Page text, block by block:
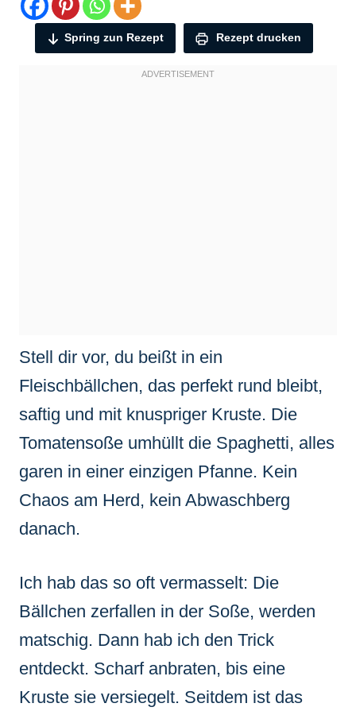
Spring zun Rezept Rezept drucken
Stell dir vor, du beißt in ein
Fleischbällchen, das perfekt rund bleibt,
saftig und mit knuspriger Kruste. Die
Tomatensoße umhüllt die Spaghetti, alles
garen in einer einzigen Pfanne. Kein
Chaos am Herd, kein Abwaschberg
danach.
Ich hab das so oft vermasselt: Die
Bällchen zerfallen in der Soße, werden
matschig. Dann hab ich den Trick
entdeckt. Scharf anbraten, bis eine
Kruste sie versiegelt. Seitdem ist das